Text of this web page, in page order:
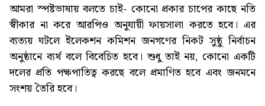
আমরা স্পষ্টভাষায় বলতে চাই- কোনো প্রকার চাপের কাছে নতি
স্বীকার না করে আরপিও অনুযায়ী ফায়সালা করতে হবে। এর
ব্যত্যয় ঘটলে ইলেকশন কমিশন জনগণের নিকট সুষ্ঠু নির্বাচন
অনুষ্ঠানে ব্যর্থ বলে বিবেচিত হবে। শুধু তাই নয়, কোনো একটি
দলের প্রতি পক্ষপাতিত্ব করছে বলে প্রমাণিত হবে এবং জনমনে
সংশয় তৈরি হবে।